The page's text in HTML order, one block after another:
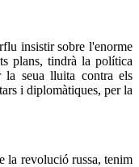
insistir sobre l'enorme
plans, tindrà la política
la seua lluita contra els
i diplomàtiques, per la
la revolució russa, tenim